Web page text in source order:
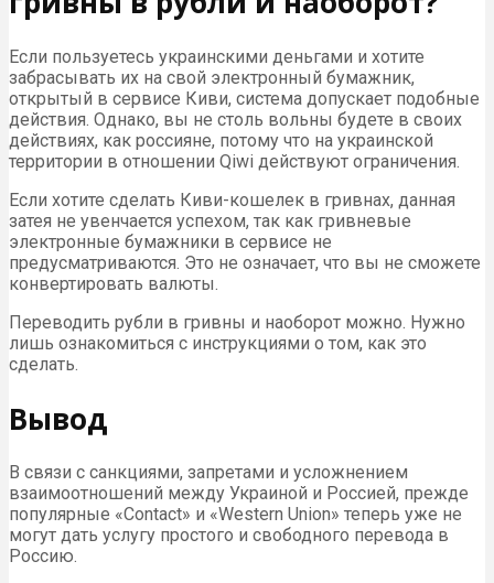
Если пользуетесь украинскими деньгами и хотите
забрасывать их на свой электронный бумажник,
открытый в сервисе Киви, система допускает подобные
действия. Однако, вы не столь вольны будете в своих
действиях, как россияне, потому что на украинской
территории в отношении Qiwi действуют ограничения.
Если хотите сделать Киви-кошелек в гривнах, данная
затея не увенчается успехом, так как гривневые
электронные бумажники в сервисе не
предусматриваются. Это не означает, что вы не сможете
конвертировать валюты.
Переводить рубли в гривны и наоборот можно. Нужно
лишь ознакомиться с инструкциями о том, как это
сделать.
Вывод
В связи с санкциями, запретами и усложнением
взаимоотношений между Украиной и Россией, прежде
популярные «Contact» и «Western Union» теперь уже не
могут дать услугу простого и свободного перевода в
Россию.